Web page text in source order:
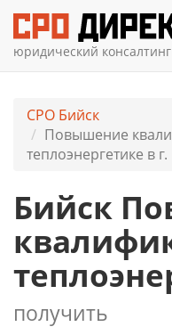
юридический консалтинг
СРО Бийск
Повышение
теплоэнергетике в
Бийск
получить